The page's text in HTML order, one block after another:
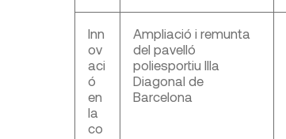
Inn
ov
aci
ó
en
la
co
Ampliació i remunta
del pavelló
poliesportiu Illa
Diagonal de
Barcelona